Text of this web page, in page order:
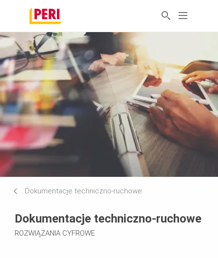
Dokumentacje techniczno-ruchowe
Dokumentacje techniczno-ruchowe
ROZWIĄZANIA CYFROWE